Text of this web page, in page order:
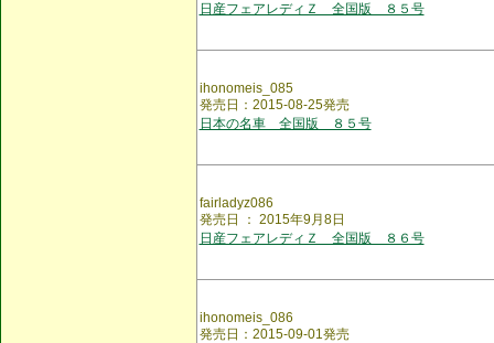
日産フェアレディＺ 全国版 ８５号
ihonomeis_085
発売日：2015-08-25発売
日本の名車 全国版 ８５号
fairladyz086
発売日 ： 2015年9月8日
日産フェアレディＺ 全国版 ８６号
ihonomeis_086
発売日：2015-09-01発売